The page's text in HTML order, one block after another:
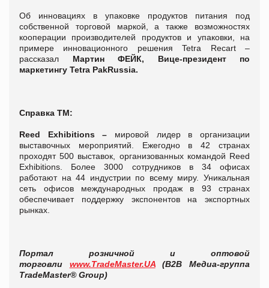
Об инновациях в упаковке продуктов питания под
собственной торговой маркой, а также возможностях
кооперации производителей продуктов и упаковки, на
примере инновационного решения Tetra Recart –
рассказал Мартин ФЕЙК, Вице-президент по
маркетингу Tetra PakRussia.
Справка ТМ:
Reed Exhibitions – мировой лидер в организации
выставочных мероприятий. Ежегодно в 42 странах
проходят 500 выставок, организованных командой Reed
Exhibitions. Более 3000 сотрудников в 34 офисах
работают на 44 индустрии по всему миру. Уникальная
сеть офисов международных продаж в 93 странах
обеспечивает поддержку экспонентов на экспортных
рынках.
Портал розничной и оптовой
торговли www.TradeMaster.UA(В2В Медиа-группа
TradeMaster® Group)